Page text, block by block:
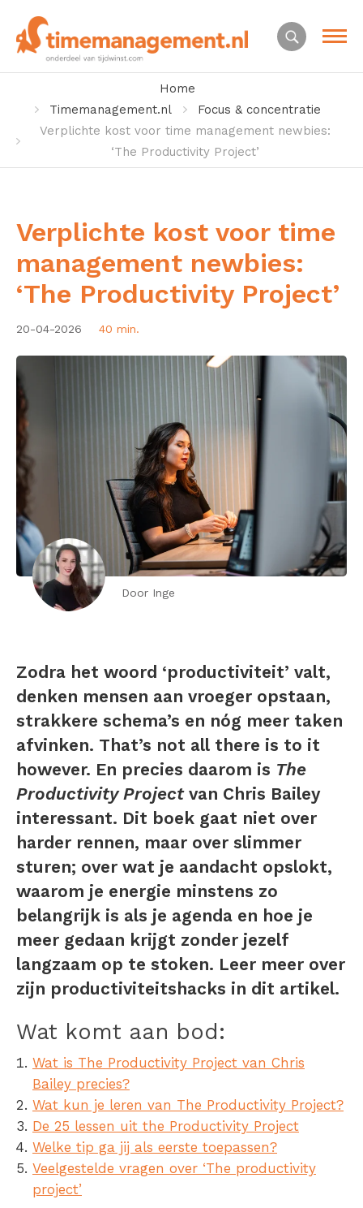
Home
Timemanagement.nl
Focus & concentratie
Verplichte kost voor time management newbies:
‘The Productivity Project’
Verplichte kost voor time
management newbies:
‘The Productivity Project’
20-04-2026 40 min.
Door Inge
Zodra het woord ‘productiviteit’ valt,
denken mensen aan vroeger opstaan,
strakkere schema’s en nóg meer taken
afvinken. That’s not all there is to it
however. En precies daarom is The
Productivity Projectvan Chris Bailey
interessant. Dit boek gaat niet over
harder rennen, maar over slimmer
sturen; over wat je aandacht opslokt,
waarom je energie minstens zo
belangrijk is als je agenda en hoe je
meer gedaan krijgt zonder jezelf
langzaam op te stoken. Leer meer over
zijn productiviteitshacks in dit artikel.
Wat komt aan bod:
Wat is The Productivity Project van Chris
Bailey precies?
Wat kun je leren van The Productivity Project?
De 25 lessen uit the Productivity Project
Welke tip ga jij als eerste toepassen?
Veelgestelde vragen over ‘The productivity
project’